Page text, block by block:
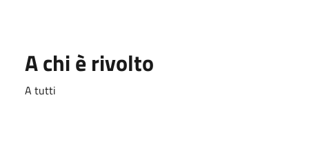
A chi è rivolto
A tutti